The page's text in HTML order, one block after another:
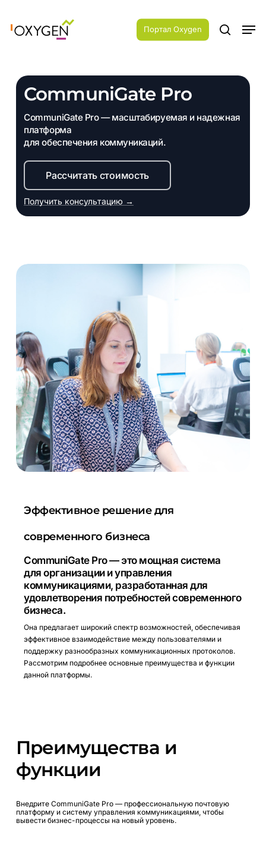
main
Портал Oxygen search
CommuniGate Pro
CommuniGate Pro — масштабируемая и надежная
платформа
для обеспечения коммуникаций.
Рассчитать стоимость
Получить консультацию →
Эффективное решение для
современного бизнеса
CommuniGate Pro — это мощная система
для организации и управления
коммуникациями, разработанная для
удовлетворения потребностей современного
бизнеса.
Она предлагает широкий спектр возможностей, обеспечивая
эффективное взаимодействие между пользователями и
поддержку разнообразных коммуникационных протоколов.
Рассмотрим подробнее основные преимущества и функции
данной платформы.
Преимущества и
функции
Внедрите CommuniGate Pro — профессиональную почтовую
платформу и систему управления коммуникациями, чтобы
вывести бизнес-процессы на новый уровень.